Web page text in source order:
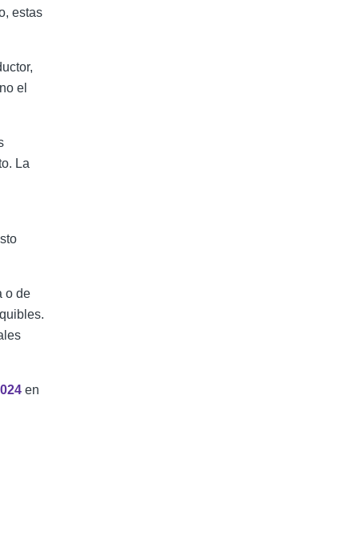
estas
el
La
o de
en